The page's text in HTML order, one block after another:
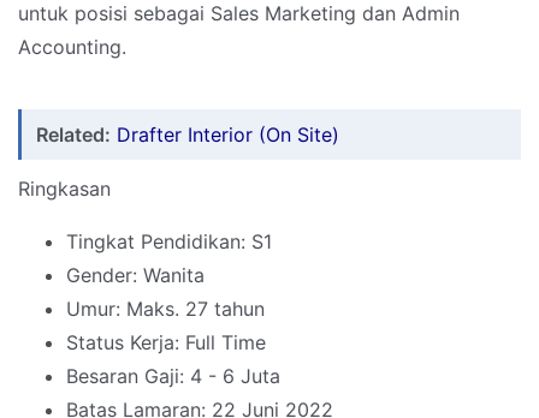
untuk posisi sebagai Sales Marketing dan Admin
Accounting.
Related: Drafter Interior (On Site)
Ringkasan
Tingkat Pendidikan: S1
Gender: Wanita
Umur: Maks. 27 tahun
Status Kerja: Full Time
Besaran Gaji: 4 - 6 Juta
Batas Lamaran: 22 Juni 2022